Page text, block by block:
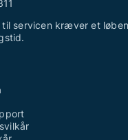
til servicen kræver et